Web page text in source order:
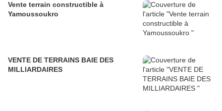
Vente terrain constructible à
Yamoussoukro
VENTE DE TERRAINS BAIE DES
MILLIARDAIRES